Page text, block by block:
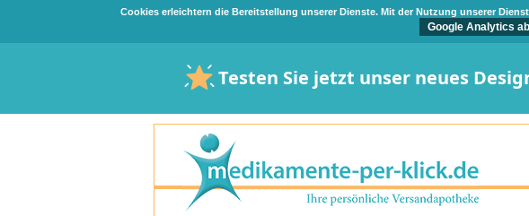
Cookies erleichtern die Bereitstellung unserer Dienste. Mit der Nutzung unserer
Google Analytics
Testen Sie jetzt unser neues